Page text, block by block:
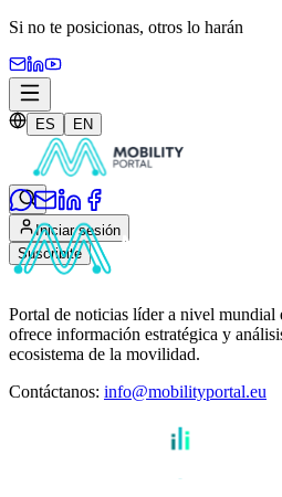
Si no te posicionas, otros lo harán
ES EN
Iniciar sesión
Suscribite
Portal de noticias líder a nivel mundial
ofrece información estratégica y
ecosistema de la movilidad.
Contáctanos: info@mobilityportal.eu